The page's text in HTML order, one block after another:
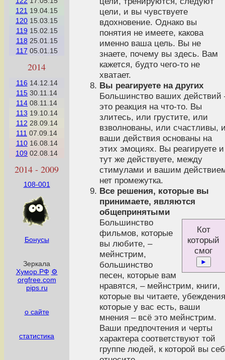
121 19.04.15
120 15.03.15
119 15.02.15
118 25.01.15
117 05.01.15
2014
116 14.12.14
115 30.11.14
114 08.11.14
113 19.10.14
112 28.09.14
111 07.09.14
11016.08.14
109 02.08.14
2014 - 2009
108-001
Бонусы
Зеркала
Хумор.РФ ⚙
orgfree.com
pips.ru
о сайте
статистика
цели, и вы чувствуете
вдохновение. Однако вы
понятия не имеете, какова
именно ваша цель. Вы не
знаете, почему вы здесь. Вам
кажется, будто чего-то не
хватает.
Вы реагируете на других
Большинство ваших действий
это реакция на что-то. Вы
злитесь, или грустите, или
взволнованы, или счастливы,
ваши действия основаны на
этих эмоциях. Вы реагируете и
тут же действуете, между
стимулами и вашим
нет промежутка.
Все решения, которые вы
принимаете, являются
общепринятыми
Кот
который
смог
►
Большинство
фильмов, которые
вы любите, –
мейнстрим,
большинство
песен, которые вам
нравятся, – мейнстрим, книги,
которые вы читаете,
которые у вас есть, ваши
мнения – всё это мейнстрим.
Ваши предпочтения и черты
характера соответствуют той
группе людей, к которой вы